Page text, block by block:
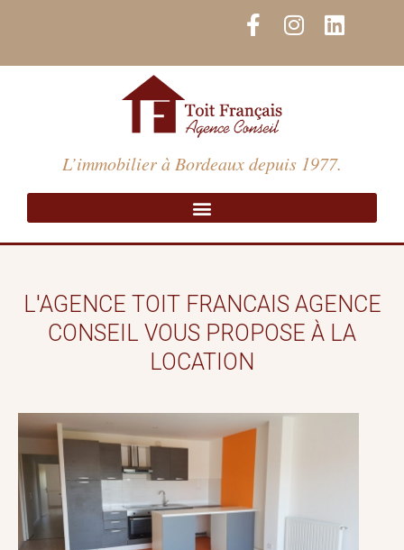
F
a
c
b
o
o
k
-
f
I
n
s
a
m
L
i
n
i
n
L’immobilier à Bordeaux depuis 1977.
L'AGENCE TOIT FRANCAIS AGENCE
CONSEIL VOUS PROPOSE À LA
LOCATION